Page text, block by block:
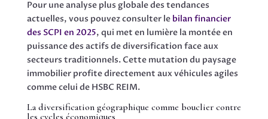
Pour une analyse plus globale des tendances
actuelles, vous pouvez consulter le bilan financier
des SCPI en 2025, qui met en lumière la montée en
puissance des actifs de diversification face aux
secteurs traditionnels. Cette mutation du paysage
immobilier profite directement aux véhicules agiles
comme celui de HSBC REIM.
La diversification géographique comme bouclier contre
les cycles économiques